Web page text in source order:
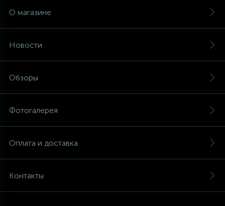
О магазине
Новости
Обзоры
Фотогалерея
Оплата и доставка
Контакты